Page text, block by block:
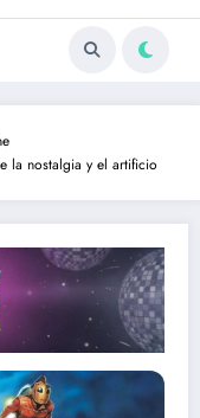
la nostalgia y el artificio